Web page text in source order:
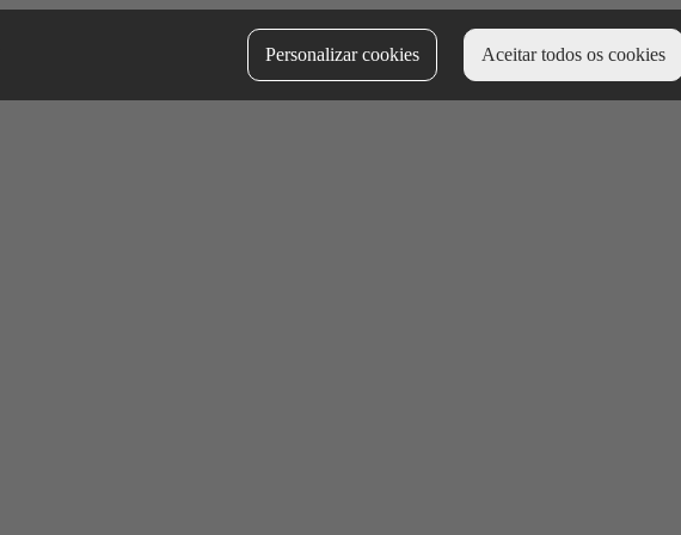
Personalizar cookies Aceitar todos os cookies